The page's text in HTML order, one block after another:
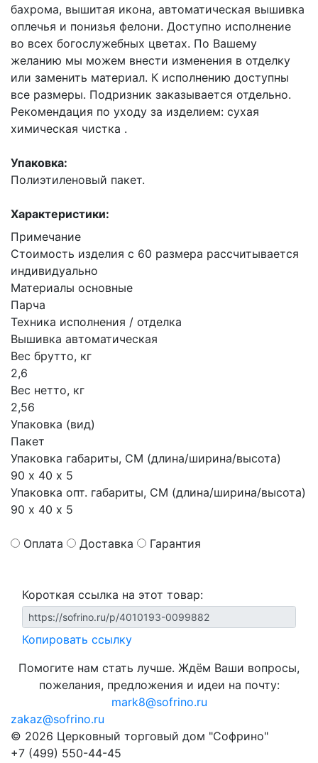
бахрома, вышитая икона, автоматическая вышивка
оплечья и понизья фелони. Доступно исполнение
во всех богослужебных цветах. По Вашему
желанию мы можем внести изменения в отделку
или заменить материал. К исполнению доступны
все размеры. Подризник заказывается отдельно.
Рекомендация по уходу за изделием: сухая
химическая чистка .
Упаковка:
Полиэтиленовый пакет.
Характеристики:
Примечание
Стоимость изделия с 60 размера рассчитывается
индивидуально
Материалы основные
Парча
Техника исполнения / отделка
Вышивка автоматическая
Вес брутто, кг
2,6
Вес нетто, кг
2,56
Упаковка (вид)
Пакет
Упаковка габариты, СМ (длина/ширина/высота)
90 х 40 х 5
Упаковка опт. габариты, СМ (длина/ширина/высота)
90 х 40 х 5
Оплата Доставка Гарантия
Короткая ссылка на этот товар:
Копировать ссылку
Помогите нам стать лучше. Ждём Ваши вопросы,
пожелания, предложения и идеи на почту:
mark8@sofrino.ru
zakaz@sofrino.ru
© 2026 Церковный торговый дом "Софрино"
+7 (499) 550-44-45